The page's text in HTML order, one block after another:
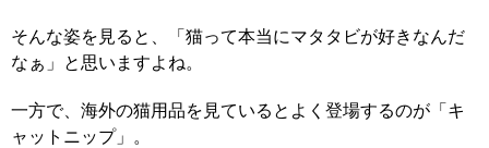
そんな姿を見ると、「猫って本当にマタタビが好きなんだ
なぁ」と思いますよね。
一方で、海外の猫用品を見ているとよく登場するのが「キ
ャットニップ」。